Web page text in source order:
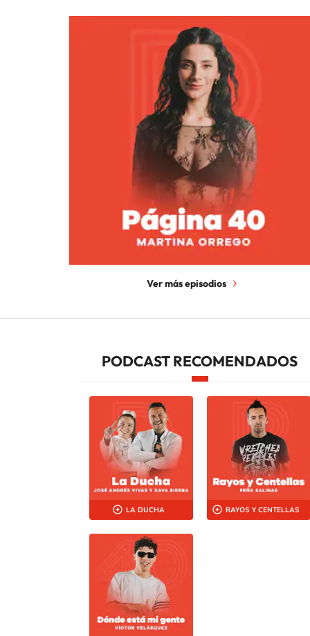
Ver más episodios
PODCAST RECOMENDADOS
LA DUCHA RAYOS Y CENTELLAS